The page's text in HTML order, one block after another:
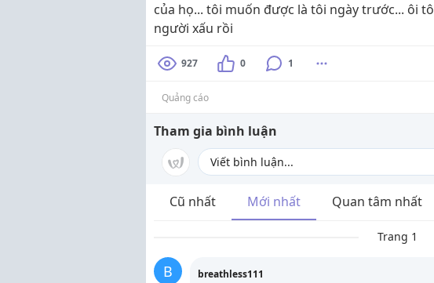
của họ... tôi muốn được là tôi ngày trước... ôi
người xấu rồi
927 0 1
Quảng cáo
Tham gia bình luận
Cũ nhất Mới nhất Quan tâm nhất
Trang 1
B breathless111